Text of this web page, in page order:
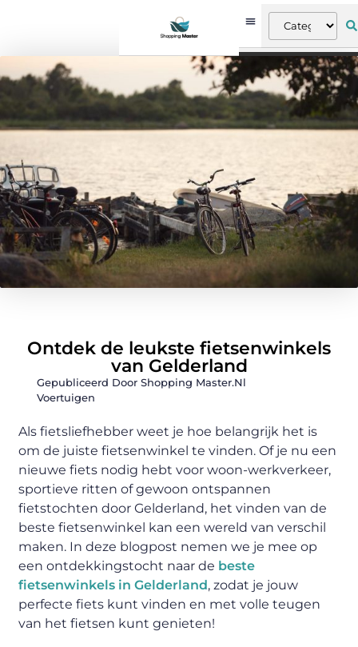
Ontdek de leukste fietsenwinkels
van Gelderland
Gepubliceerd Door Shopping Master.nl
Voertuigen
Als fietsliefhebber weet je hoe belangrijk het is
om de juiste fietsenwinkel te vinden. Of je nu een
nieuwe fiets nodig hebt voor woon-werkverkeer,
sportieve ritten of gewoon ontspannen
fietstochten door Gelderland, het vinden van de
beste fietsenwinkel kan een wereld van verschil
maken. In deze blogpost nemen we je mee op
een ontdekkingstocht naar de beste
fietsenwinkels in Gelderland, zodat je jouw
perfecte fiets kunt vinden en met volle teugen
van het fietsen kunt genieten!